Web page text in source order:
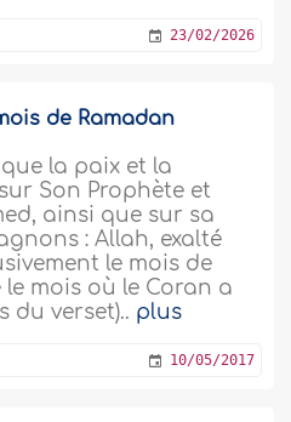
23/02/2026
de Ramadan
la paix et la
Son Prophète et
ainsi que sur sa
: Allah, exalté
le mois de
mois où le Coran a
du verset).. plus
10/05/2017